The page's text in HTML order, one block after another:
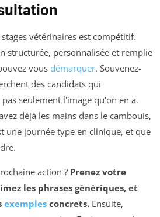
vétérinaires est compétitif.
structurée, personnalisée et remplie
vous démarquer. Souvenez-
des candidats qui
seulement l'image qu'on en a.
déjà les mains dans le cambouis,
une journée type en clinique, et que
action ? Prenez votre
les phrases génériques, et
exemples concrets. Ensuite,